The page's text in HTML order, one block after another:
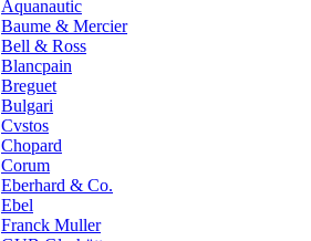
Aquanautic
Baume & Mercier
Bell & Ross
Blancpain
Breguet
Bulgari
Cvstos
Chopard
Corum
Eberhard & Co.
Ebel
Franck Muller